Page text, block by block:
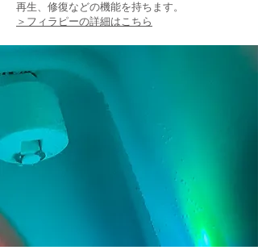
再生、修復などの機能を持ちます。
＞フィラピーの詳細はこちら